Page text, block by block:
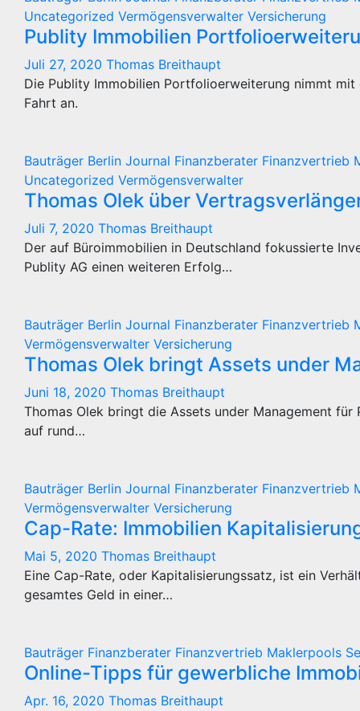
Uncategorized Vermögensverwalter Versicherung
Publity Immobilien
Juli 27, 2020 Thomas Breithaupt
Die Publity Immobilien Portfolioerweiterung nimmt
Fahrt an.
Bauträger Berlin Journal Finanzberater Finanzvertrieb
Uncategorized Vermögensverwalter
Thomas Olek über
Juli 7, 2020 Thomas Breithaupt
Der auf Büroimmobilien in Deutschland fokussierte
Publity AG einen weiteren Erfolg…
Bauträger Berlin Journal Finanzberater Finanzvertrieb
Vermögensverwalter Versicherung
Thomas Olek bringt Assets under
Juni 18, 2020 Thomas Breithaupt
Thomas Olek bringt die Assets under Management
auf rund…
Bauträger Berlin Journal Finanzberater Finanzvertrieb
Vermögensverwalter Versicherung
Cap-Rate: Immobilien
Mai 5, 2020 Thomas Breithaupt
Eine Cap-Rate, oder Kapitalisierungssatz, ist ein
gesamtes Geld in einer…
Bauträger Finanzberater Finanzvertrieb Maklerpools
Online-Tipps für gewerbliche
Apr. 16, 2020 Thomas Breithaupt